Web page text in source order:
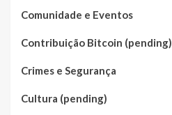
Comunidade e Eventos
Contribuição Bitcoin (pending)
Crimes e Segurança
Cultura (pending)